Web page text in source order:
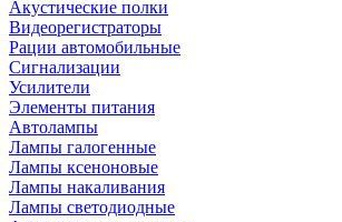
Акустические полки
Видеорегистраторы
Рации автомобильные
Сигнализации
Усилители
Элементы питания
Автолампы
Лампы галогенные
Лампы ксеноновые
Лампы накаливания
Лампы светодиодные